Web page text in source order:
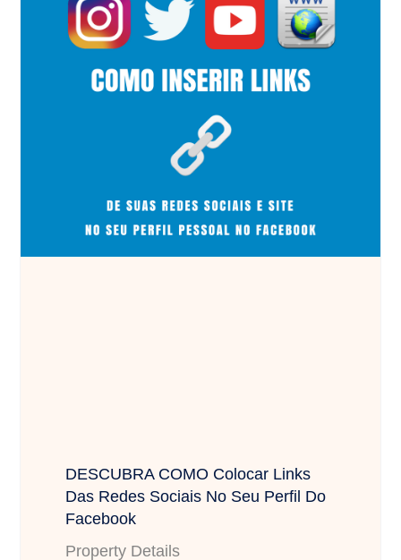
DESCUBRA COMO Colocar Links
Das Redes Sociais No Seu Perfil Do
Facebook
Property Details